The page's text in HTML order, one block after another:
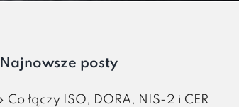
Najnowsze posty
Co łączy ISO, DORA, NIS-2 i CER